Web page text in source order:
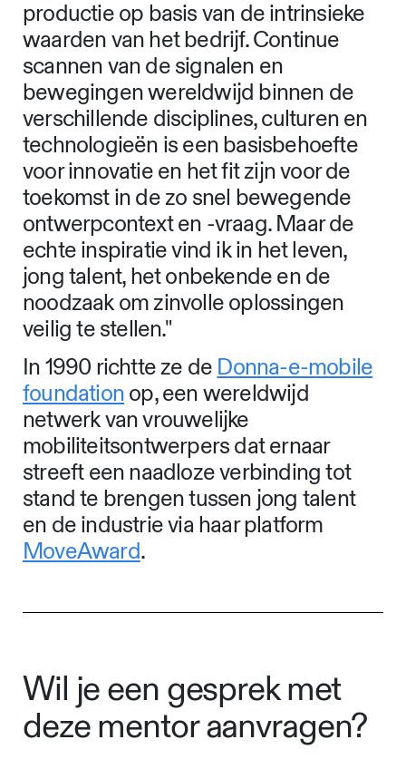
productie op basis van de intrinsieke
waarden van het bedrijf. Continue
scannen van de signalen en
bewegingen wereldwijd binnen de
verschillende disciplines, culturen en
technologieën is een basisbehoefte
voor innovatie en het fit zijn voor de
toekomst in de zo snel bewegende
ontwerpcontext en -vraag. Maar de
echte inspiratie vind ik in het leven,
jong talent, het onbekende en de
noodzaak om zinvolle oplossingen
veilig te stellen."
In 1990 richtte ze de Donna-e-mobile
foundationop, een wereldwijd
netwerk van vrouwelijke
mobiliteitsontwerpers dat ernaar
streeft een naadloze verbinding tot
stand te brengen tussen jong talent
en de industrie via haar platform
MoveAward.
Wil je een gesprek met
deze mentor aanvragen?